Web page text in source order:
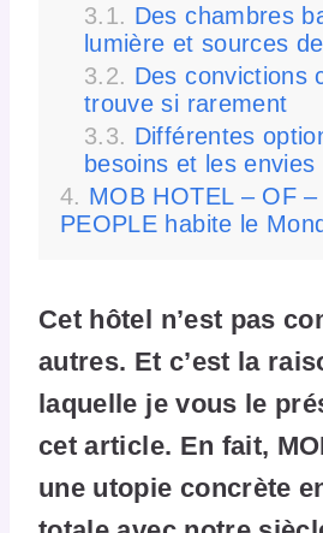
Des chambres
lumière et sources
Des convictions
trouve si rarement
Différentes
besoins et les envies
MOB HOTEL – OF –
PEOPLE habite le
Cet hôtel n’est pas
autres. Et c’est la
laquelle je vous le
cet article. En fait,
une utopie concrète